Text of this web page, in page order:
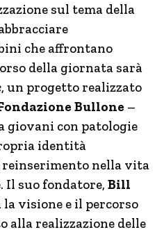
sul tema della
che affrontano
della giornata sarà
, un progetto realizzato
Bullone –
giovani con patologie
identità
nella vita
Il suo fondatore, Bill
la visione e il percorso
alla realizzazione delle